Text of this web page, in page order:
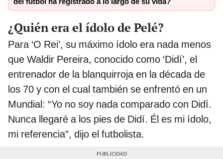
¿Quién era el ídolo de Pelé?
Para ‘O Rei’, su máximo ídolo era nada menos
que Waldir Pereira, conocido como ‘Didí’, el
entrenador de la blanquirroja en la década de
los 70 y con el cual también se enfrentó en un
Mundial: “Yo no soy nada comparado con Didí.
Nunca llegaré a los pies de Didí. Él es mi ídolo,
mi referencia”, dijo el futbolista.